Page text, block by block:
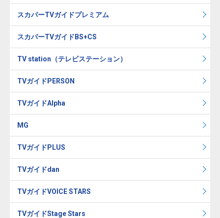
スカパーTVガイドプレミアム
スカパーTVガイドBS+CS
TV station（テレビステーション）
TVガイドPERSON
TVガイドAlpha
MG
TVガイドPLUS
TVガイドdan
TVガイドVOICE STARS
TVガイドStage Stars